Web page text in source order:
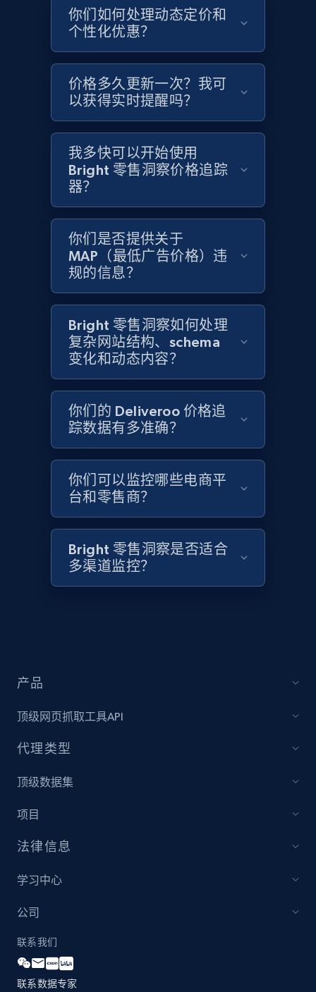
2.1K+ 375+ 立即开始
Amazon products global dataset - Collects
products by specific category URL
Title, Seller name, Brand, Description, Initial
price, Currency, Availability, Reviews count, and
2.1K+
Amazon products global dataset -
Collecting products by keyword search
Title, Seller name, Brand, Description, Initial
price, Currency, Availability, Reviews count, and
2.1K+ 375+
Amazon products global dataset - Collects
products by best sellers category URL
Title, Seller name, Brand, Description, Initial
price, Currency, Availability, Reviews count, and
375+ 立即开始
more.
2.1K+ 375+
Amazon products global dataset - Collect
price, Currency, Availability, Reviews count, and
more.
Home Depot US
URL, Domain, Country code, Model number,
你们如何处理动态定价和
个性化优惠？
价格多久更新一次？我可
以获得实时提醒吗？
我多快可以开始使用
Bright 零售洞察价格追踪
器？
你们是否提供关于
MAP（最低广告价格）违
规的信息？
Bright 零售洞察如何处理
复杂网站结构、schema
变化和动态内容？
你们的 Deliveroo 价格追
踪数据有多准确？
你们可以监控哪些电商平
台和零售商？
Bright 零售洞察是否适合
多渠道监控？
产品
顶级网页抓取工具API
代理类型
顶级数据集
项目
法律信息
学习中心
公司
联系我们
联系数据专家